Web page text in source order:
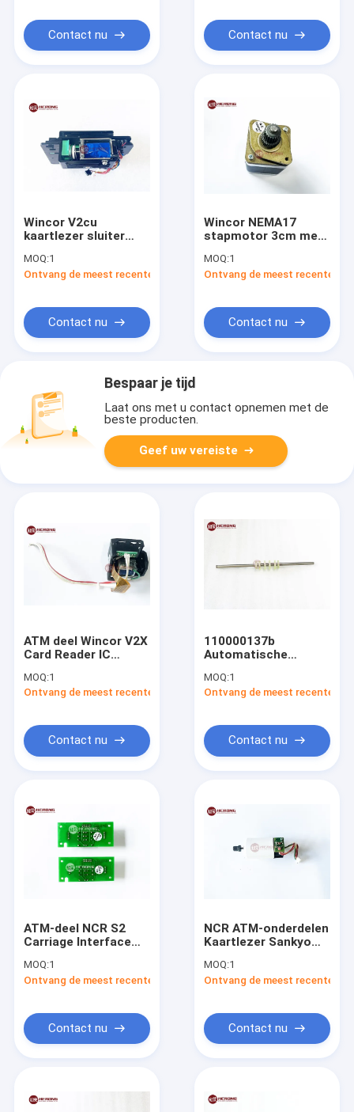
Producten
Contact nu Contact nu
Wincor V2cu
kaartlezer sluiter
onderdelen keel
1750173205
MOQ:1
Ontvang de meest recente Prijs
Contact nu
Wincor NEMA17
stapmotor 3cm met
MOQ:1
Ontvang de meest recente
Contact nu
Bespaar je tijd
Laat ons met u contact opnemen met de
beste producten.
Geef uw vereiste
ATM deel Wincor V2X
Card Reader IC
MOQ:1
Ontvang de meest recente Prijs
Contact nu
110000137b
Automatische
Hyosung 5600 Hcdu
Stacker Rollershaft
MOQ:1
Ontvang de meest recente
Contact nu
ATM-deel NCR S2
Carriage Interface
4560733758
MOQ:1
Ontvang de meest recente Prijs
Contact nu
NCR ATM-onderdelen
Kaartlezer Sankyo
9980911811
MOQ:1
Ontvang de meest recente
Contact nu